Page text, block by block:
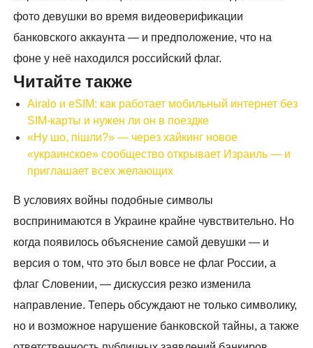
фото девушки во время видеоверификации
банковского аккаунта — и предположение, что на
фоне у неё находился российский флаг.
Читайте также
Airalo и eSIM: как работает мобильный интернет без
SIM-карты и нужен ли он в поездке
«Ну шо, пішли?» — через хайкинг новое
«украинское» сообщество открывает Израиль — и
приглашает всех желающих
В условиях войны подобные символы
воспринимаются в Украине крайне чувствительно. Но
когда появилось объяснение самой девушки — и
версия о том, что это был вовсе не флаг России, а
флаг Словении, — дискуссия резко изменила
направление. Теперь обсуждают не только символику,
но и возможное нарушение банковской тайны, а также